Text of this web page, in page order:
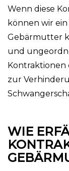
Wenn diese
können wir
Gebärmutter
und
Kontraktionen
zur
WIE